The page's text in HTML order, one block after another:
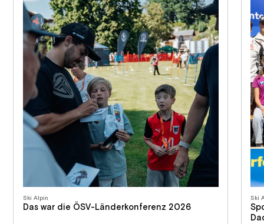
Ski Alpin
Das war die ÖSV-Länderkonferenz 2026
Ski